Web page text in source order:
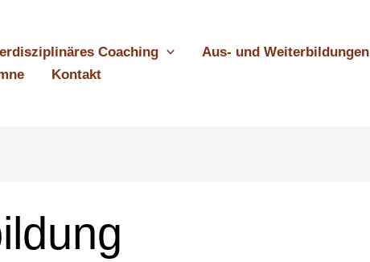
Coaching Aus- und Weiterbildungen
Kontakt